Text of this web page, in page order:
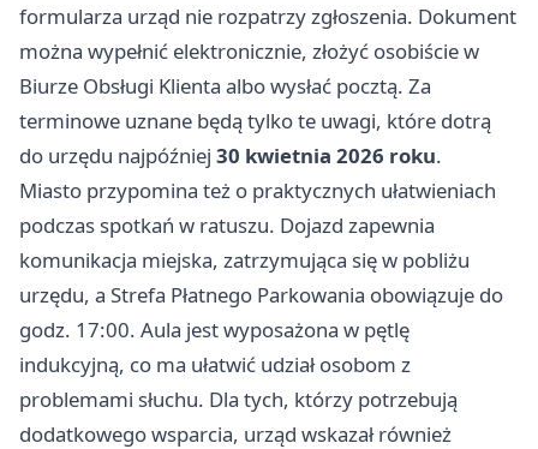
formularza urząd nie rozpatrzy zgłoszenia. Dokument
można wypełnić elektronicznie, złożyć osobiście w
Biurze Obsługi Klienta albo wysłać pocztą. Za
terminowe uznane będą tylko te uwagi, które dotrą
do urzędu najpóźniej 30 kwietnia 2026 roku.
Miasto przypomina też o praktycznych ułatwieniach
podczas spotkań w ratuszu. Dojazd zapewnia
komunikacja miejska, zatrzymująca się w pobliżu
urzędu, a Strefa Płatnego Parkowania obowiązuje do
godz. 17:00. Aula jest wyposażona w pętlę
indukcyjną, co ma ułatwić udział osobom z
problemami słuchu. Dla tych, którzy potrzebują
dodatkowego wsparcia, urząd wskazał również